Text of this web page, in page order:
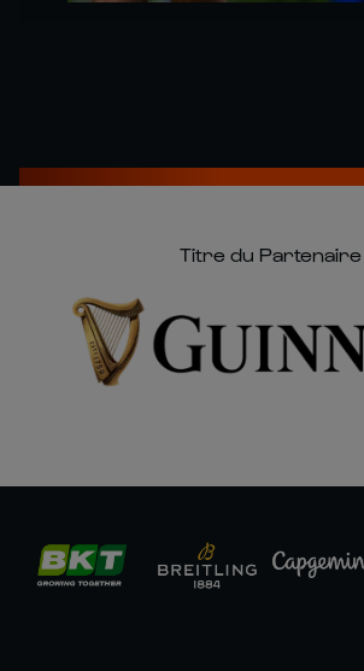
Titre du Partenaire